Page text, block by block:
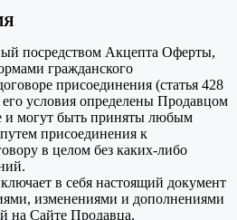
посредством Акцепта Оферты,
гражданского
присоединения (статья 428
условия определены Продавцом
и могут быть приняты любым
присоединения к
в целом без каких-либо
в себя настоящий документ
изменениями и дополнениями
на Сайте Продавца.